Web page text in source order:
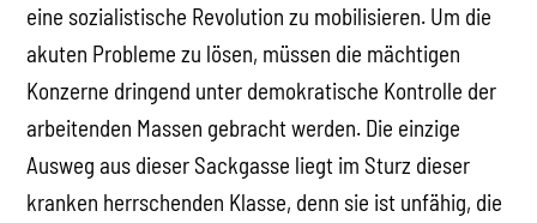
eine sozialistische Revolution zu mobilisieren. Um die
akuten Probleme zu lösen, müssen die mächtigen
Konzerne dringend unter demokratische Kontrolle der
arbeitenden Massen gebracht werden. Die einzige
Ausweg aus dieser Sackgasse liegt im Sturz dieser
kranken herrschenden Klasse, denn sie ist unfähig, die